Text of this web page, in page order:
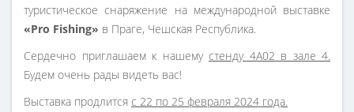
туристическое снаряжение на международной выставке
«Pro Fishing» в Праге, Чешская Республика.
Сердечно приглашаем к нашему стенду 4A02 в зале 4.
Будем очень рады видеть вас!
Выставка продлится с 22 по 25 февраля 2024 года.